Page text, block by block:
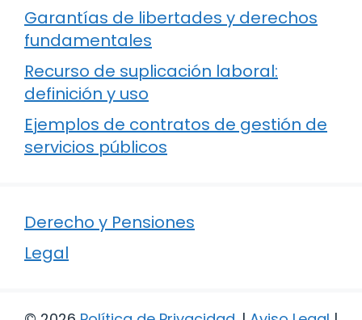
Garantías de libertades y derechos
fundamentales
Recurso de suplicación laboral:
definición y uso
Ejemplos de contratos de gestión de
servicios públicos
Derecho y Pensiones
Legal